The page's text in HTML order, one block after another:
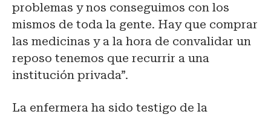
problemas y nos conseguimos con los
mismos de toda la gente. Hay que comprar
las medicinas y a la hora de convalidar un
reposo tenemos que recurrir a una
institución privada”.
La enfermera ha sido testigo de la